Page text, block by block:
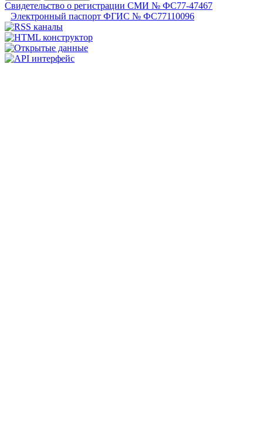
Свидетельство о регистрации СМИ № ФС77-47467
Электронный паспорт ФГИС № ФС77110096